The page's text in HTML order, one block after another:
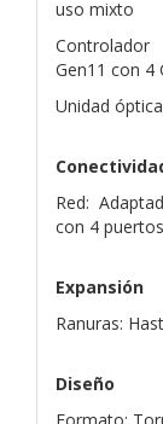
uso mixto
Gen11 con 4
Unidad
Red:
con 4
Expansión
Ranuras:
Diseño
Formato: